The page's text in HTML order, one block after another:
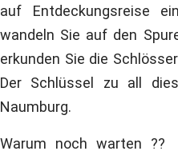
auf Entdeckungsreise
wandeln Sie auf den
erkunden Sie die
Der Schlüssel zu all
Naumburg.
Warum noch warten